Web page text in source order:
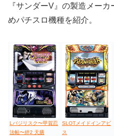
『サンダーV』の製造メーカ
めパチスロ機種を紹介。
Lバジリスク〜甲賀忍
法帖〜絆2 天膳
SLOTメイドインアビ
ス